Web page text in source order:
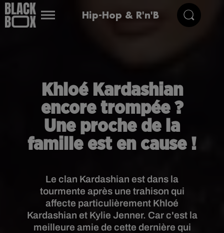
Hip-Hop & R'n'B
Khloé Kardashian
encore trompée ?
Une proche de la
famille est en cause !
Le clan Kardashian est dans la
tourmente après une trahison qui
affecte particulièrement Khloé
Kardashian et Kylie Jenner. Car c'est la
meilleure amie de cette dernière qui